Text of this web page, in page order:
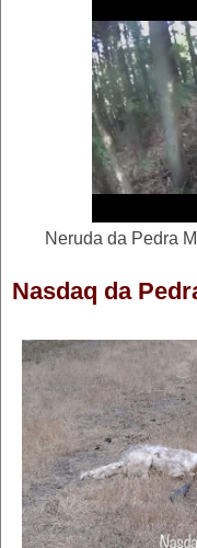
Neruda da Pedra
Nasdaq da